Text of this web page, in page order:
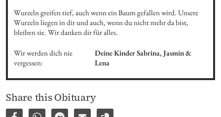
Wurzeln greifen tief, auch wenn ein Baum gefallen wird. Unsere
Wurzeln liegen in dir und auch, wenn du nicht mehr da bist,
bleiben sie. Wir danken dir für alles.
Wir werden dich nie
vergessen:
Deine Kinder Sabrina, Jasmin &
Lena
Share this Obituary